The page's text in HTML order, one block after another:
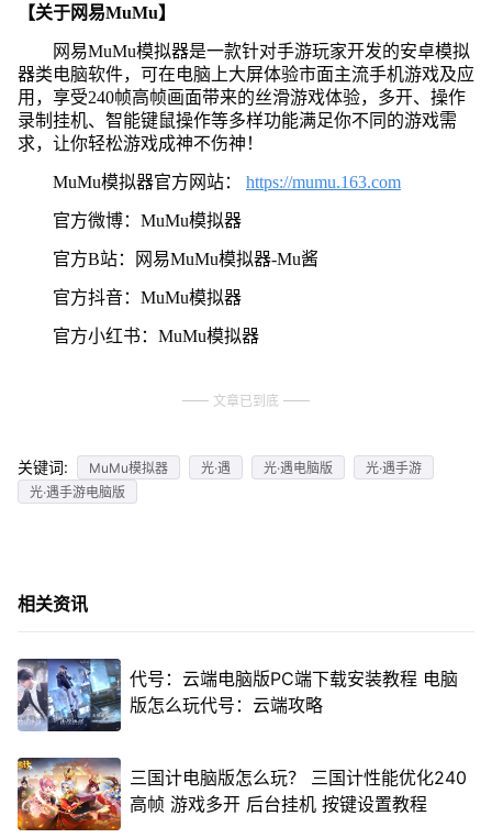
【关于网易MuMu】
网易MuMu模拟器是一款针对手游玩家开发的安卓模拟
器类电脑软件，可在电脑上大屏体验市面主流手机游戏及应
用，享受240帧高帧画面带来的丝滑游戏体验，多开、操作
录制挂机、智能键鼠操作等多样功能满足你不同的游戏需
求，让你轻松游戏成神不伤神！
MuMu模拟器官方网站： https://mumu.163.com
官方微博：MuMu模拟器
官方B站：网易MuMu模拟器-Mu酱
官方抖音：MuMu模拟器
官方小红书：MuMu模拟器
文章已到底
关键词: MuMu模拟器 光·遇 光·遇电脑版
光·遇手游
光·遇手游电脑版
相关资讯
代号：云端电脑版PC端下载安装教程 电脑
版怎么玩代号：云端攻略
三国计电脑版怎么玩？ 三国计性能优化240
高帧 游戏多开 后台挂机 按键设置教程